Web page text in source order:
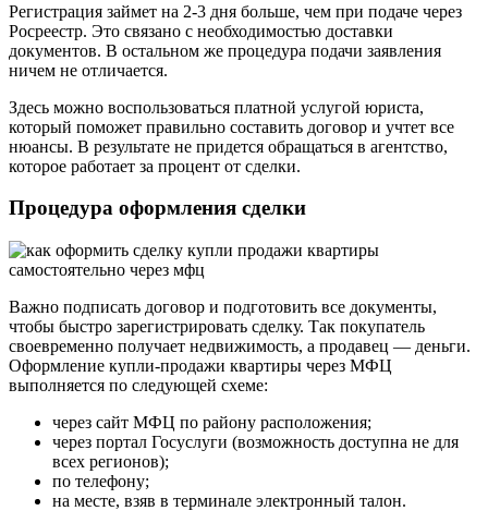
Регистрация займет на 2-3 дня больше, чем при подаче через
Росреестр. Это связано с необходимостью доставки
документов. В остальном же процедура подачи заявления
ничем не отличается.
Здесь можно воспользоваться платной услугой юриста,
который поможет правильно составить договор и учтет все
нюансы. В результате не придется обращаться в агентство,
которое работает за процент от сделки.
Процедура оформления сделки
Важно подписать договор и подготовить все документы,
чтобы быстро зарегистрировать сделку. Так покупатель
своевременно получает недвижимость, а продавец — деньги.
Оформление купли-продажи квартиры через МФЦ
выполняется по следующей схеме:
через сайт МФЦ по району расположения;
через портал Госуслуги (возможность доступна не для
всех регионов);
по телефону;
на месте, взяв в терминале электронный талон.